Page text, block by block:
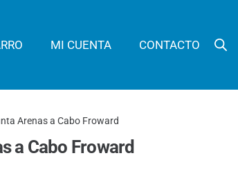
MI CUENTA CONTACTO
Arenas a Cabo Froward
a Cabo Froward